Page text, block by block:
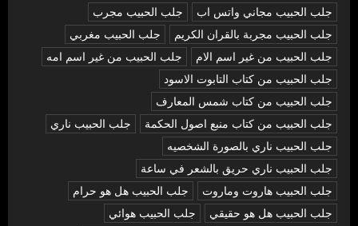
جلب الحبيب مجاني واتس اب
جلب الحبيب مجرب
جلب الحبيب مجربة بالقران الكريم
جلب الحبيب مغربي
جلب الحبيب من غير اسم الام
جلب الحبيب من غير اسم امه
جلب الحبيب من كتاب التابوت الاسود
جلب الحبيب من كتاب شمس المعارف
جلب الحبيب من كتاب منبع اصول الحكمة
جلب الحبيب ناري
جلب الحبيب ناري بالصورة الشخصيه
جلب الحبيب ناري حريق بالشعر في ساعة
جلب الحبيب هاروت وماروت
جلب الحبيب هل هو حرام
جلب الحبيب هل هو حقيقي
جلب الحبيب هوائي